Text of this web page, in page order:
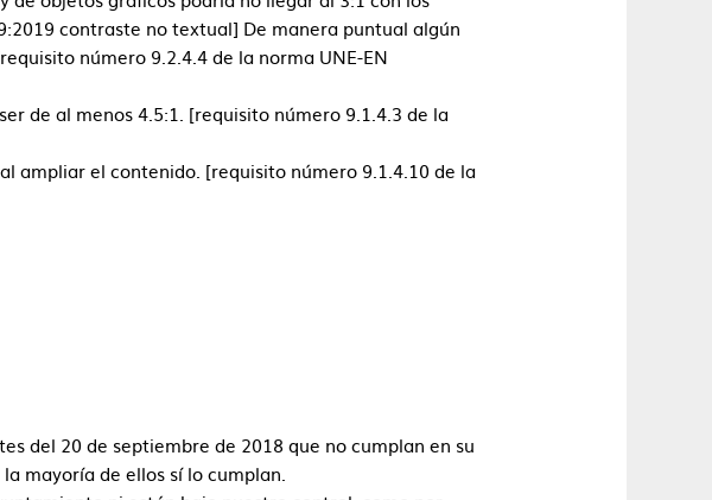
contraste no textual] De manera puntual algún
número 9.2.4.4 de la norma UNE-EN
de al menos 4.5:1. [requisito número 9.1.4.3 de la
ampliar el contenido. [requisito número 9.1.4.10 de la
del 20 de septiembre de 2018 que no cumplan en su
mayoría de ellos sí lo cumplan.